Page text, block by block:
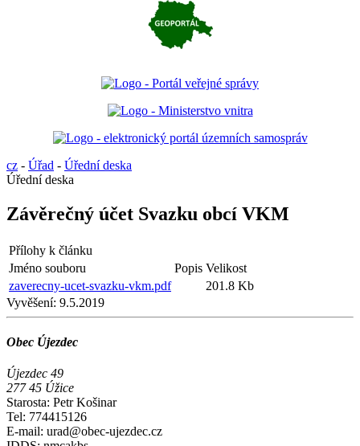
cz - Úřad - Úřední deska
Úřední deska
Závěrečný účet Svazku obcí VKM
Přílohy k článku
Jméno souboru
Popis Velikost
zaverecny-ucet-svazku-vkm.pdf
201.8 Kb
Vyvěšení: 9.5.2019
Obec Újezdec
Újezdec 49
277 45 Úžice
Starosta: Petr Košinar
Tel: 774415126
E-mail: urad@obec-ujezdec.cz